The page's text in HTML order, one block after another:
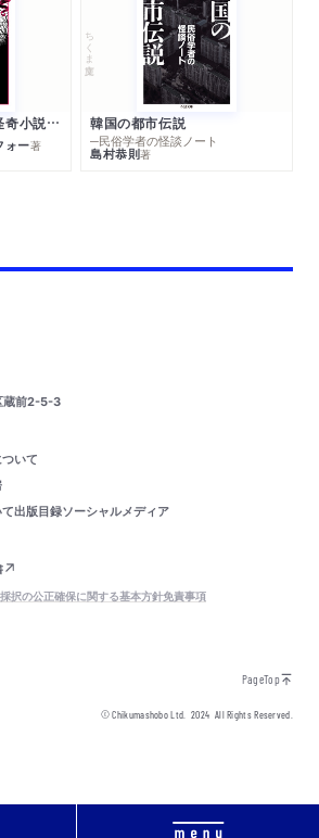
世界幻想文学大全 怪奇小説精華
ォー著
ちくま文庫
韓国の都市伝説
─民俗学者の怪談ノート
島村恭則著
蔵前2-5-3
いて
出版目録ソーシャルメディア
択の公正確保に関する基本方針免責事項
PageTop
© Chikumashobo Ltd.2024 All Rights Reserved.